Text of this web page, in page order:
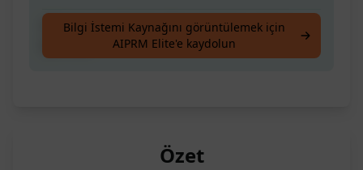
SEO Uyumlu İçerik | İnsan Yazımı | Kopya
Bilgi İstemi Kaynağını görüntülemek için
AIPRM Elite'e kaydolun
Özet